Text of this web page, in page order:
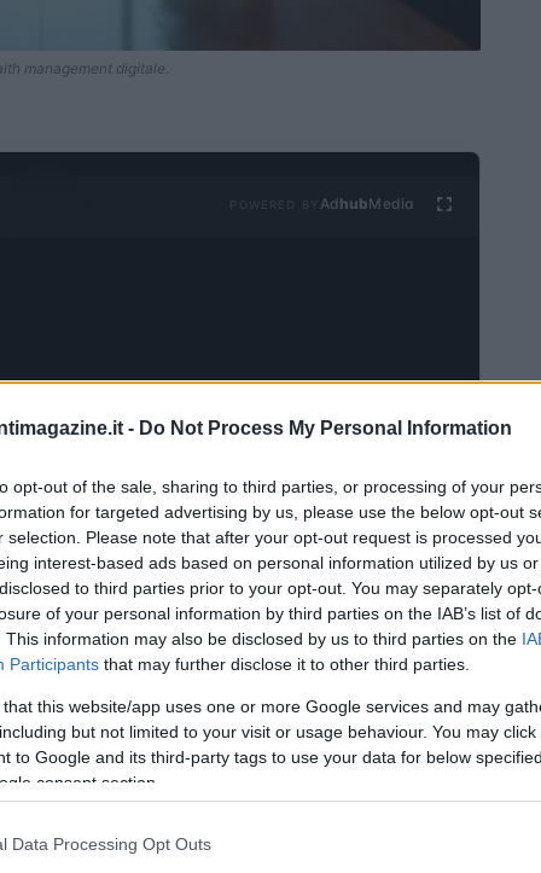
- Do Not Process My Personal Information
opt-out of the sale, sharing to third parties, or processing of your
for targeted advertising by us, please use the below opt-out
selection. Please note that after your opt-out request is processed
interest-based ads based on personal information utilized by us
to third parties prior to your opt-out. You may separately
of your personal information by third parties on the IAB’s list of
This information may also be disclosed by us to third parties on the
Participants that may further disclose it to other third parties.
that this website/app uses one or more Google services and may
but not limited to your visit or usage behaviour. You may
to Google and its third-party tags to use your data for below
consent section.
Data Processing Opt Outs
management digitale.
Ad hubMedia
digitale
collaborazione strategica con BlackRock, un
potenziare la propria offerta diDigital Wealth
rappresenta un significativo passo avanti nella
gli investimenti più accessibili e personalizzati
Sanpaolo
che questo accordo è in linea con la
dell’azienda. Fideuram, la banca private del
di wealth management, sfruttando le